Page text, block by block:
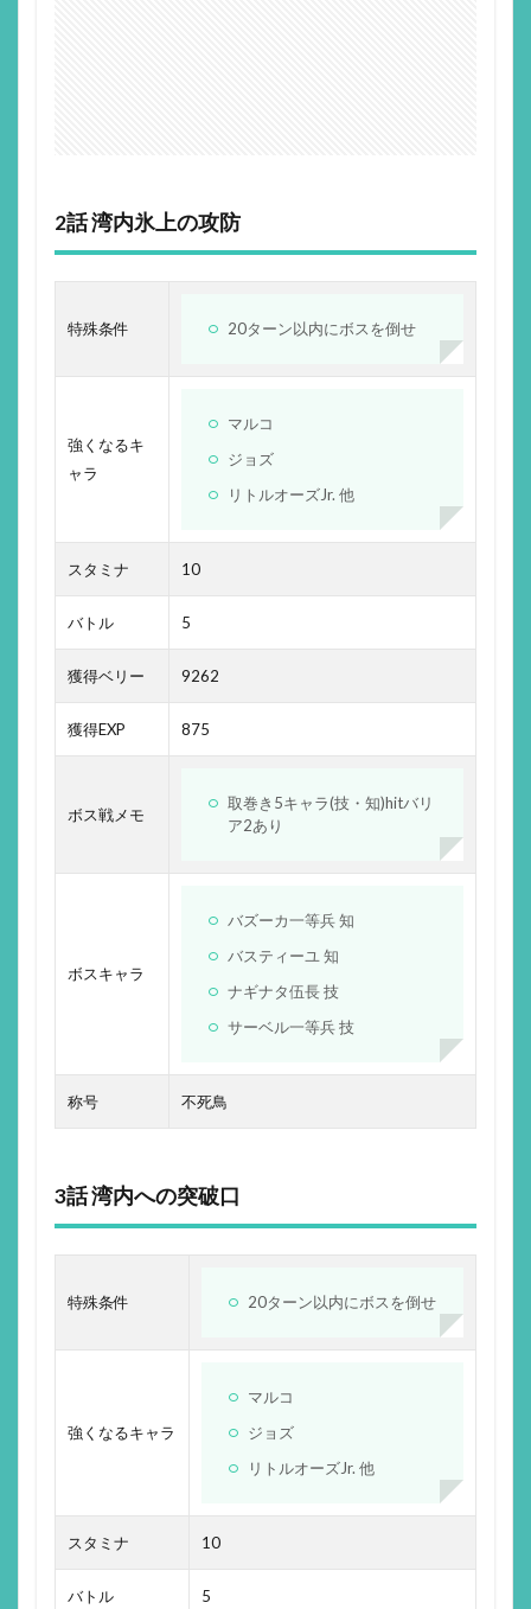
2話 湾内氷上の攻防
特殊条件 20ターン以内にボスを倒せ
強くなるキ
ャラ
マルコ
ジョズ
リトルオーズJr. 他
スタミナ 10
バトル 5
獲得ベリー 9262
獲得EXP 875
ボス戦メモ
取巻き5キャラ(技・知)hitバリ
ア2あり
ボスキャラ
バズーカ一等兵 知
バスティーユ 知
ナギナタ伍長 技
サーベル一等兵 技
称号 不死鳥
3話 湾内への突破口
特殊条件 20ターン以内にボスを倒せ
強くなるキャラ
マルコ
ジョズ
リトルオーズJr. 他
スタミナ 10
バトル 5